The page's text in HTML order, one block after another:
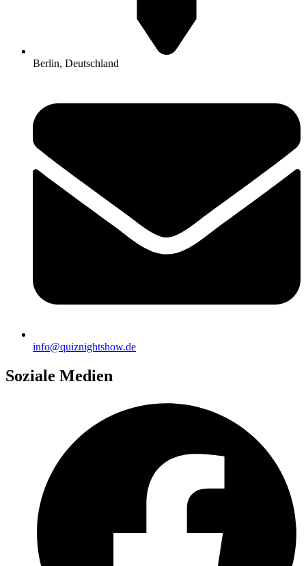
Berlin, Deutschland
info@quiznightshow.de
Soziale Medien